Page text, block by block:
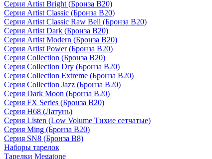
Серия Artist Bright (Бронза B20)
Серия Artist Classic (Бронза B20)
Серия Artist Classic Raw Bell (Бронза B20)
Серия Artist Dark (Бронза B20)
Серия Artist Modern (Бронза B20)
Серия Artist Power (Бронза B20)
Серия Collection (Бронза B20)
Серия Collection Dry (Бронза B20)
Серия Collection Extreme (Бронза B20)
Серия Collection Jazz (Бронза B20)
Серия Dark Moon (Бронза B20)
Серия FX Series (Бронза B20)
Серия H68 (Латунь)
Серия Listen (Low Volume Тихие сетчатые)
Серия Ming (Бронза B20)
Серия SN8 (Бронза B8)
Наборы тарелок
Тарелки Megatone